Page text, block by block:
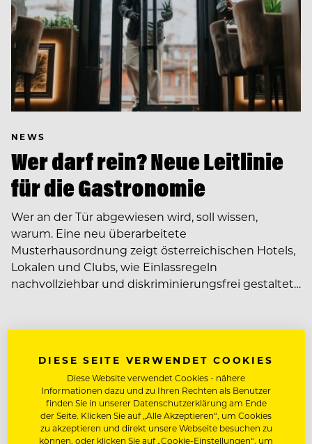
NEWS
Wer darf rein? Neue Leitlinie
für die Gastronomie
Wer an der Tür abgewiesen wird, soll wissen,
warum. Eine neu überarbeitete
Musterhausordnung zeigt österreichischen Hotels,
Lokalen und Clubs, wie Einlassregeln
nachvollziehbar und diskriminierungsfrei gestaltet…
DIESE SEITE VERWENDET COOKIES
Diese Website verwendet Cookies - nähere
Informationen dazu und zu Ihren Rechten als Benutzer
finden Sie in unserer Datenschutzerklärung am Ende
der Seite. Klicken Sie auf „Alle Akzeptieren“, um Cookies
zu akzeptieren und direkt unsere Webseite besuchen zu
können, oder klicken Sie auf „Cookie-Einstellungen“, um